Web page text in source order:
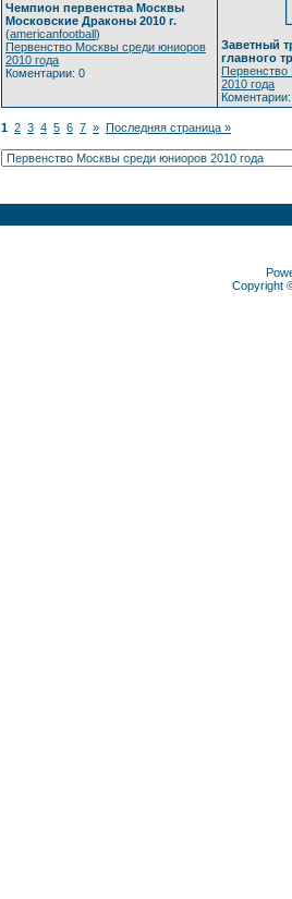
Чемпион первенства Москвы
Московские Драконы 2010 г.
(americanfootball)
Первенство Москвы среди юниоров
2010 года
Коментарии: 0
Заветный
главного
2010 года
1 2 3 4 5 6 7 » Последняя страница »
Copyright